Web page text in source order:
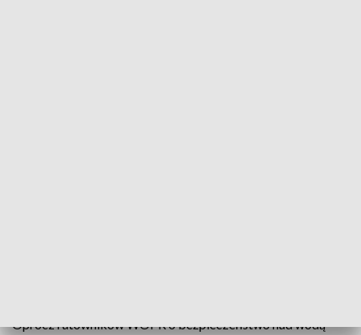
Oprócz ratowników WOPR o bezpieczeństwo nad wodą